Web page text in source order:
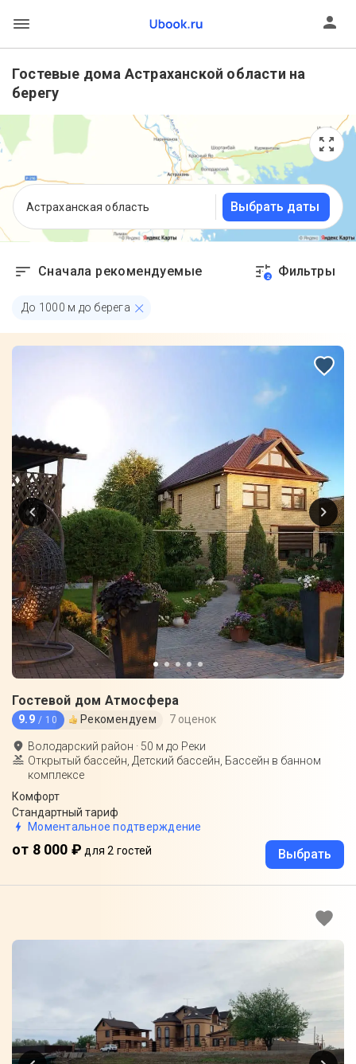
Гостевые дома Астраханской области на
берегу
Астраханская область Выбрать даты
Сначала рекомендуемые 2 Фильтры
До 1000 м до берега
Гостевой дом Атмосфера
9.9 / 10 Рекомендуем 7 оценок
Володарский район · 50 м до Реки
Открытый бассейн, Детский бассейн, Бассейн в банном
комплексе
Комфорт
Стандартный тариф
Моментальное подтверждение
от 8 000 ₽ для 2 гостей Выбрать